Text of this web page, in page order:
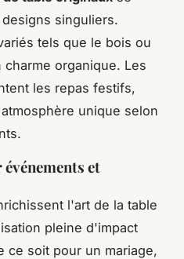
singuliers.
tels que le bois ou
organique. Les
les repas festifs,
unique selon
et
l'art de la table
pleine d'impact
ce soit pour un mariage,